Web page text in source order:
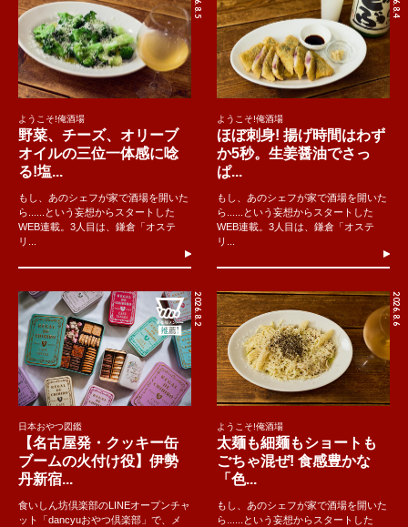
ようこそ!俺酒場
野菜、チーズ、オリーブ
オイルの三位一体感に唸
る!塩...
もし、あのシェフが家で酒場を開いた
ら......という妄想からスタートした
WEB連載。3人目は、鎌倉「オステ
リ...
ようこそ!俺酒場
ほぼ刺身! 揚げ時間はわず
か5秒。生姜醤油でさっ
ぱ...
もし、あのシェフが家で酒場を開いた
ら......という妄想からスタートした
WEB連載。3人目は、鎌倉「オステ
リ...
2026.8.2
日本おやつ図鑑
【名古屋発・クッキー缶
ブームの火付け役】伊勢
丹新宿...
食いしん坊倶楽部のLINEオープンチャ
ット「dancyuおやつ倶楽部」で、メ
2026.8.6
ようこそ!俺酒場
太麺も細麺もショートも
ごちゃ混ぜ! 食感豊かな
「色...
もし、あのシェフが家で酒場を開いた
ら......という妄想からスタートした